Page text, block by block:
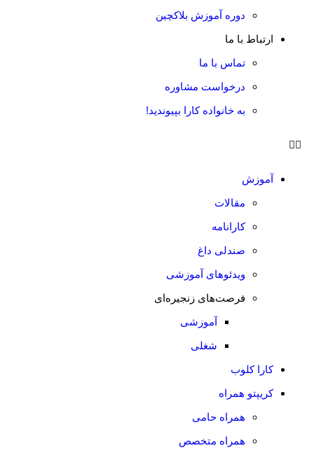
دوره آموزش بلاکچین
ارتباط با ما
تماس با ما
درخواست مشاوره
به خانواده کارا بپیوندید!
آموزش
مقالات
کارانامه
صندلی داغ
ویدئوهای آموزشی
فرصت‌های زنجیره‌ای
آموزشی
شغلی
کارا کلوب
کریپتو همراه
همراه حامی
همراه متخصص